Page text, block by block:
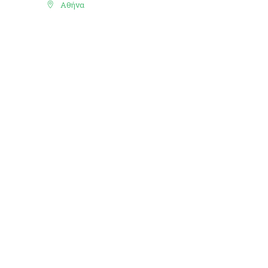
Αθήνα